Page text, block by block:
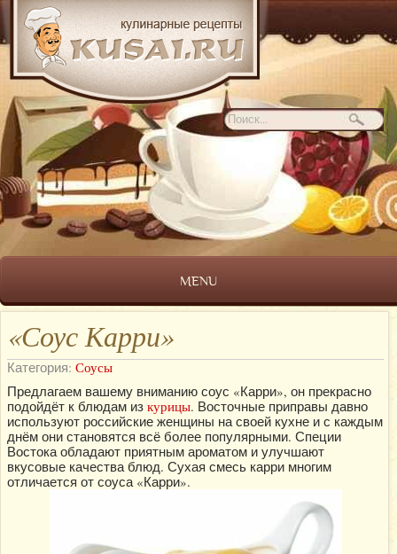
MENU
«Соус Карри»
Категория: Соусы
Предлагаем вашему вниманию соус «Карри», он прекрасно
подойдёт к блюдам из курицы. Восточные приправы давно
используют российские женщины на своей кухне и с каждым
днём они становятся всё более популярными. Специи
Востока обладают приятным ароматом и улучшают
вкусовые качества блюд. Сухая смесь карри многим
отличается от соуса «Карри».